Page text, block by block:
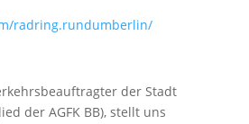
radring.rundumberlin/
der Stadt
der AGFK BB), stellt uns